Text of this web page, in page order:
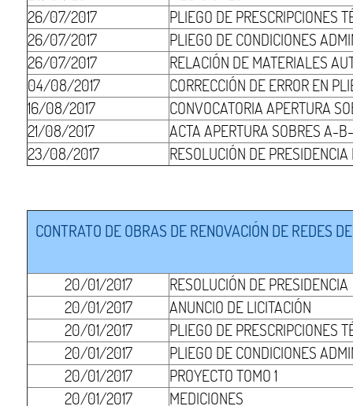
26/07/2017
PLIEGO DE PRESCRIPCIONES
26/07/2017
PLIEGO DE CONDICIONES
26/07/2017
RELACIÓN DE MATERIALES
04/08/2017
CORRECCIÓN DE ERROR EN
16/08/2017
CONVOCATORIA APERTURA
21/08/2017
ACTA APERTURA SOBRES A-
23/08/2017
RESOLUCIÓN DE
CONTRATO DE OBRAS DE RENOVACIÓN DE REDES
20/01/2017
RESOLUCIÓN DE PRESIDENCIA
20/01/2017
ANUNCIO DE LICITACIÓN
20/01/2017
PLIEGO DE PRESCRIPCIONES
20/01/2017
PLIEGO DE CONDICIONES
20/01/2017
PROYECTO TOMO 1
20/01/2017
MEDICIONES